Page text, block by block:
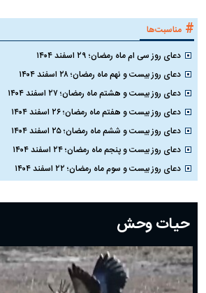
# مناسبت‌ها
دعای روز سی ام ماه رمضان؛ ۲۹ اسفند ۱۴۰۴
دعای روز بیست و نهم ماه رمضان؛ ۲۸ اسفند ۱۴۰۴
دعای روز بیست و هشتم ماه رمضان؛ ۲۷ اسفند ۱۴۰۴
دعای روز بیست و هفتم ماه رمضان؛ ۲۶ اسفند ۱۴۰۴
دعای روز بیست و ششم ماه رمضان؛ ۲۵ اسفند ۱۴۰۴
دعای روز بیست و پنجم ماه رمضان؛ ۲۴ اسفند ۱۴۰۴
دعای روز بیست و سوم ماه رمضان؛ ۲۲ اسفند ۱۴۰۴
دعای روز بیستم ماه رمضان؛ ۱۹ اسفند ۱۴۰۴
دعای روز هشتم ماه مبارک رمضان؛ ۷ اسفند ماه ۱۴۰۴
دعای روز هفتم ماه رمضان؛ ۶ اسفند ۱۴۰۴
دعای روز ششم ماه رمضان؛ ۵ اسفند ۱۴۰۴
دعای روز پنجم ماه رمضان؛ ۴ اسفند ۱۴۰۴
حیات وحش